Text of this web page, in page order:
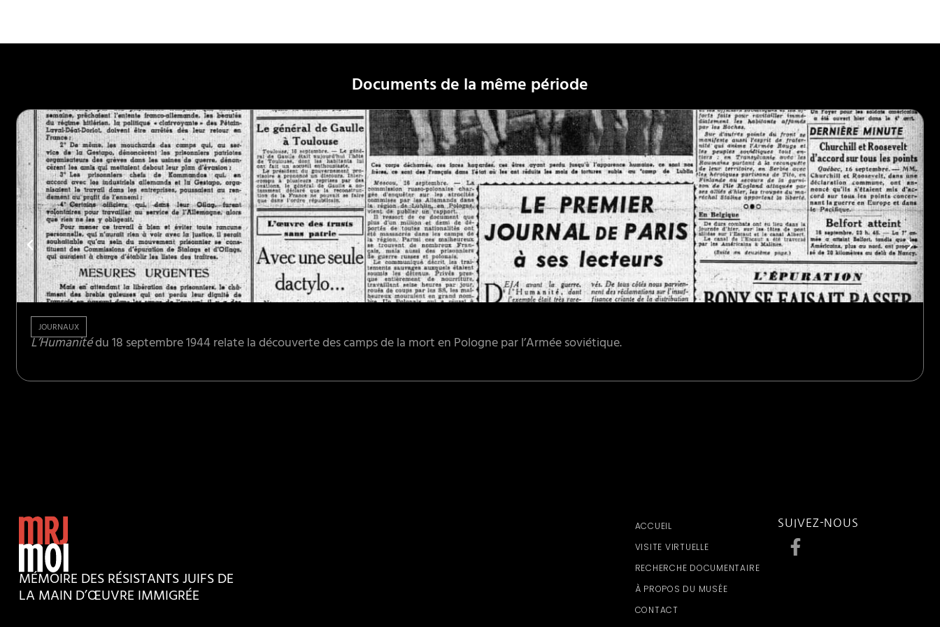
Documents de la même période
JOURNAUX
L’Humanitédu 18 septembre 1944 relate la découverte des camps de la mort en Pologne par l’Armée soviétique.
MÉMOIRE DES RÉSISTANTS JUIFS DE
LA MAIN D’ŒUVRE IMMIGRÉE
ACCUEIL
VISITE VIRTUELLE
RECHERCHE DOCUMENTAIRE
À PROPOS DU MUSÉE
CONTACT
SUIVEZ-NOUS